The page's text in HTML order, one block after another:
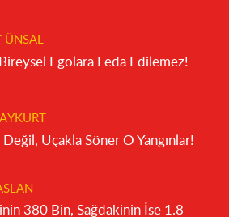
ÜNSAL
Egolara Feda Edilemez!
Değil, Uçakla Söner O Yangınlar!
380 Bin, Sağdakinin İse 1.8